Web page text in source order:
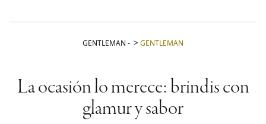
GENTLEMAN - GENTLEMAN
La ocasión lo merece: brindis con
glamur y sabor